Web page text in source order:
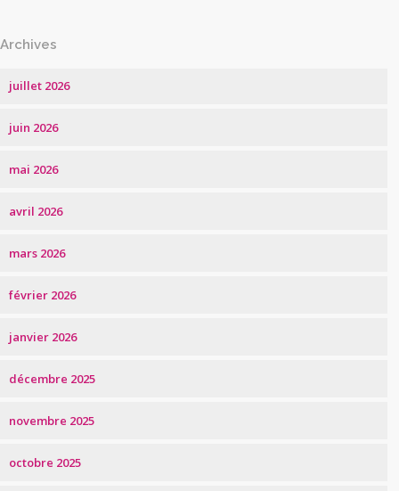
Archives
juillet 2026
juin 2026
mai 2026
avril 2026
mars 2026
février 2026
janvier 2026
décembre 2025
novembre 2025
octobre 2025